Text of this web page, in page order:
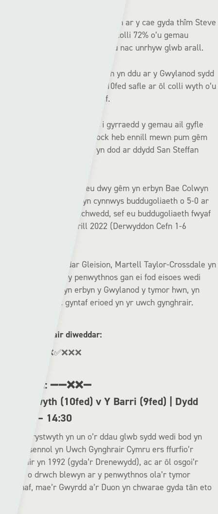
Ond dyw pethau heb fynd yn wych ar y cae gyda thîm Steve
Evans ar waelod y domen ar ôl colli 72% o’u gemau
cynghrair gan ildio mwy o goliau nac unrhyw glwb arall.
Mae’r sefyllfa’n dechrau edrych yn ddu ar y Gwylanod sydd
driphwynt o dan diogelwch y 10fed safle ar ôl colli wyth o’u
naw gêm gynghrair ddiwethaf.
Hwlffordd sy’n arwain y ras i gyrraedd y gemau ail gyfle
ond dyw hogiau Tony Pennock heb ennill mewn pum gêm
gyda’u triphwynt diwethaf yn dod ar ddydd San Steffan
Ond enillodd Hwlffordd eu dwy gêm yn erbyn Bae Colwyn
yn rhan gynta’r tymor, yn cynnwys buddugoliaeth o 5-0 ar
Ddôl y Bont ym mis Tachwedd, sef eu buddugoliaeth fwyaf
yn y gynghrair ers Ebrill 2022 (Derwyddon Cefn 1-6
Bydd blaenwr yr Adar Gleision, Martell Taylor-Crossdale yn
llyfu ei weflau cyn y penwythnos gan ei fod eisoes wedi
sgorio pedair gôl yn erbyn y Gwylanod y tymor hwn, yn
cynnwys ei hatric gyntaf erioed yn yr uwch gynghrair.
Record cynghrair diweddar:
Bae Colwyn: ❌✅❌❌❌
Hwlffordd: ͏➖➖❌❌➖
Aberystwyth (10fed) v Y Barri (9fed) | Dydd
Sadwrn – 14:30
Mae Aberystwyth yn un o’r ddau glwb sydd wedi bod yn
holl-bresennol yn Uwch Gynghrair Cymru ers ffurfio’r
gynghrair yn 1992 (gyda’r Drenewydd), ac ar ôl osgoi’r
cwymp o drwch blewyn ar y penwythnos ola’r tymor
diwethaf, mae’r Gwyrdd a’r Duon yn chwarae gyda tân eto